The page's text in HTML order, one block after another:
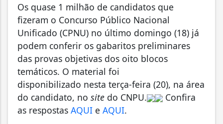
Os quase 1 milhão de candidatos que
fizeram o Concurso Público Nacional
Unificado (CPNU) no último domingo (18) já
podem conferir os gabaritos preliminares
das provas objetivas dos oito blocos
temáticos. O material foi
disponibilizado nesta terça-feira (20), na área
do candidato, no site do CNPU.
Confira
as respostas AQUI e AQUI.